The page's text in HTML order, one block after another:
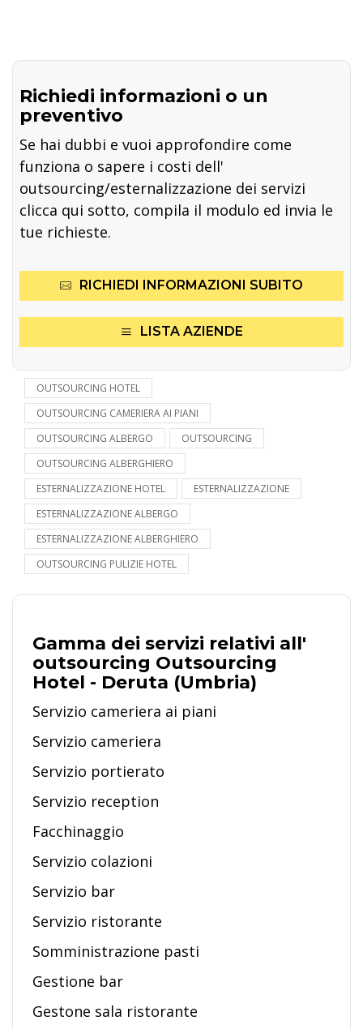
Richiedi informazioni o un
preventivo
Se hai dubbi e vuoi approfondire come
funziona o sapere i costi dell'
outsourcing/esternalizzazione dei servizi
clicca qui sotto, compila il modulo ed invia le
tue richieste.
RICHIEDI INFORMAZIONI SUBITO
LISTA AZIENDE
OUTSOURCING HOTEL
OUTSOURCING CAMERIERA AI PIANI
OUTSOURCING ALBERGO
OUTSOURCING
OUTSOURCING ALBERGHIERO
ESTERNALIZZAZIONE HOTEL
ESTERNALIZZAZIONE
ESTERNALIZZAZIONE ALBERGO
ESTERNALIZZAZIONE ALBERGHIERO
OUTSOURCING PULIZIE HOTEL
Gamma dei servizi relativi all'
outsourcing Outsourcing
Hotel - Deruta (Umbria)
Servizio cameriera ai piani
Servizio cameriera
Servizio portierato
Servizio reception
Facchinaggio
Servizio colazioni
Servizio bar
Servizio ristorante
Somministrazione pasti
Gestione bar
Gestone sala ristorante